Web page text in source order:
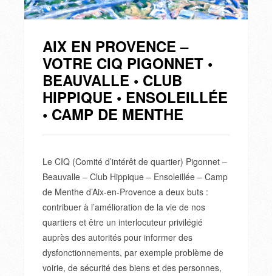
AIX EN PROVENCE –
VOTRE CIQ PIGONNET •
BEAUVALLE • CLUB
HIPPIQUE • ENSOLEILLÉE
• CAMP DE MENTHE
Le CIQ (Comité d’intérêt de quartier) Pigonnet –
Beauvalle – Club Hippique – Ensoleillée – Camp
de Menthe d’Aix-en-Provence a deux buts :
contribuer à l’amélioration de la vie de nos
quartiers et être un interlocuteur privilégié
auprès des autorités pour informer des
dysfonctionnements, par exemple problème de
voirie, de sécurité des biens et des personnes,